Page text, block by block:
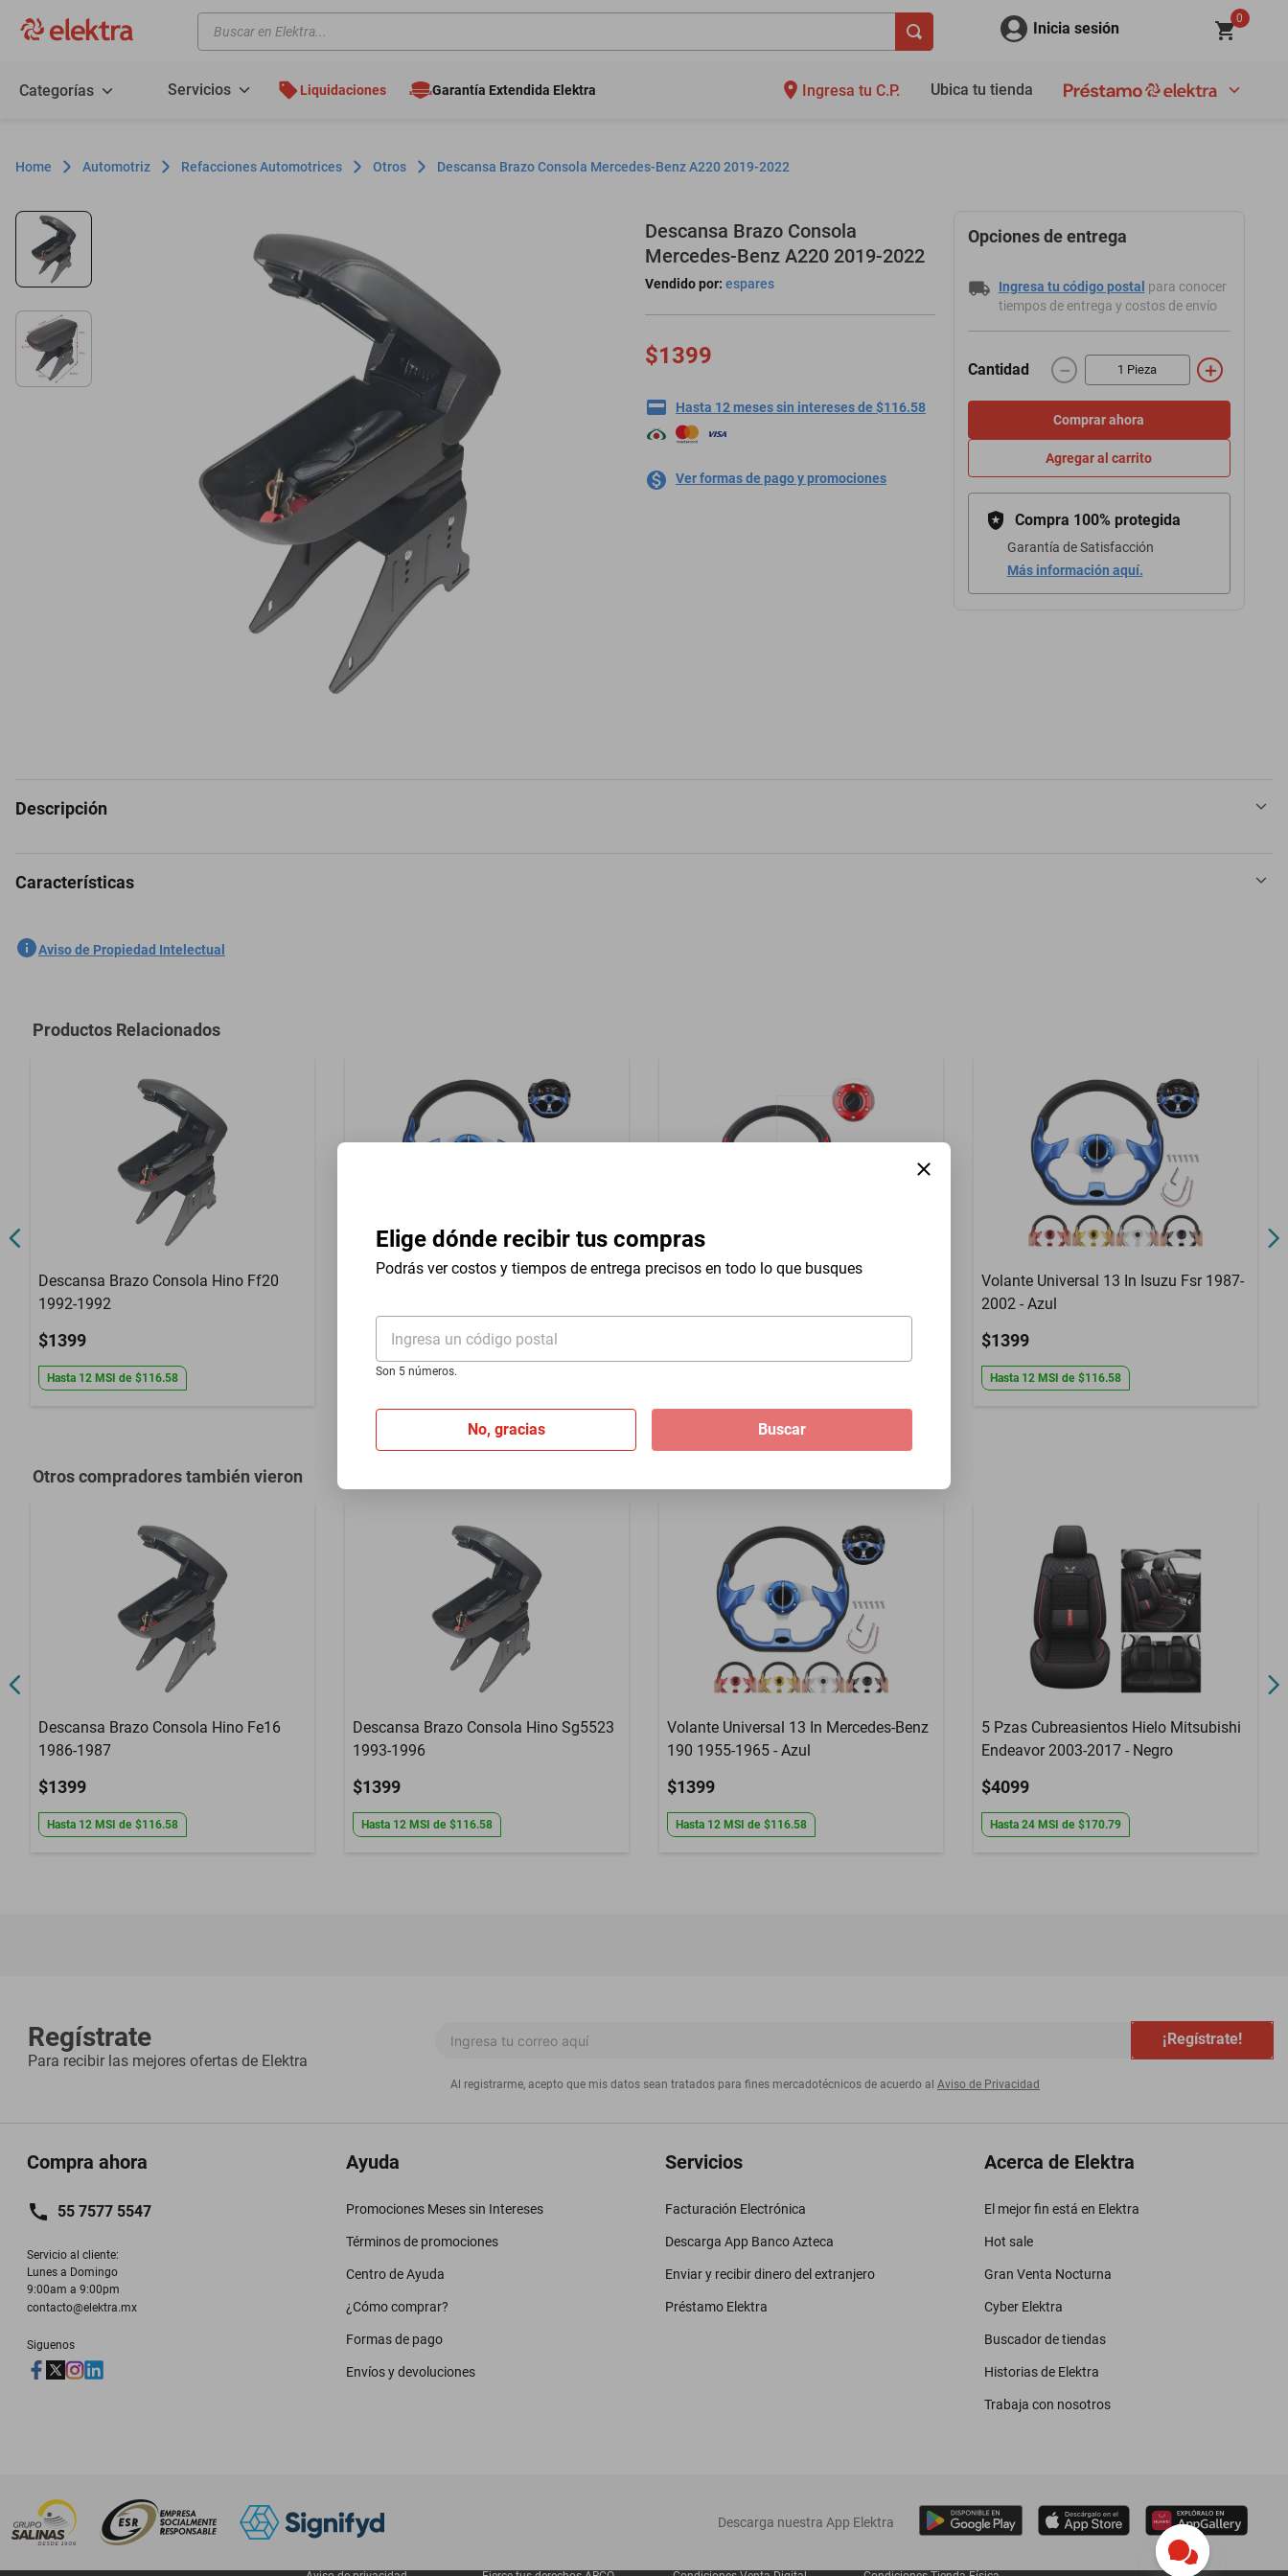
Buscar en Elektra... Inicia sesión
0
Categorías Servicios Liquidaciones Garantía Extendida Elektra Ingresa tu C.P.
Elige dónde recibir tus compras
Podrás ver costos y tiempos de entrega precisos en todo lo que busques
Ingresa un código postal
Son 5 números.
No, gracias Buscar
Ubica tu tienda
Automotriz Refacciones Automotrices Otros Descansa Brazo Consola Mercedes-Benz A220 2019-2022
Descansa Brazo Consola
Mercedes-Benz A220 2019-2022
Vendido por: espares
$1399
Hasta 12 meses sin intereses de $116.58
Ver formas de pago y promociones
Opciones de entrega
Ingresa tu código postal para conocer
tiempos de entrega y costos de envío
Cantidad ＋
－
Comprar ahora
Agregar al carrito
Compra 100% protegida
Garantía de Satisfacción
Más información aquí.
Descripción
Descansa Brazo Consola Mercedes-Benz A220 2019-2022
Características
SKU
Modelo
Aviso de Propiedad Intelectual
Productos Relacionados
Descansa Brazo Consola Hino Ff20
1992-1992
$1399
Hasta 12 MSI de $116.58
Volante Universal 13 In Lincoln Mark Vi
$1399
Hasta12 MSIde $116.58
Volante Universal 13 In Isuzu Fsr 1987-
Volante Universal 13 In Isuzu Fsr 1987-
2002 - Azul
$1399
Hasta 12 MSI de $116.58
Otros compradores también vieron
Descansa Brazo Consola Hino Fe16
1986-1987
$1399
Hasta 12 MSI de $116.58
Descansa Brazo Consola Hino Sg5523
1993-1996
$1399
Hasta 12 MSI de $116.58
Volante Universal 13 In Mercedes-Benz
190 1955-1965 - Azul
$1399
Hasta 12 MSI de $116.58
5 Pzas Cubreasientos Hielo Mitsubishi
Endeavor 2003-2017 - Negro
$4099
Hasta 24 MSI de $170.79
Regístrate
Para recibir las mejores ofertas de Elektra
¡Regístrate!
Al registrarme, acepto que mis datos sean tratados para fines mercadotécnicos de acuerdo al Aviso de Privacidad
Compra ahora
55 7577 5547
Servicio al cliente:
Lunes a Domingo
9:00am a 9:00pm
contacto@elektra.mx
Siguenos
Ayuda
Promociones Meses sin Intereses
Términos de promociones
Centro de Ayuda
¿Cómo comprar?
Formas de pago
Envíos y devoluciones
Servicios
Facturación Electrónica
Descarga App Banco Azteca
Enviar y recibir dinero del extranjero
Préstamo Elektra
Acerca de Elektra
El mejor fin está en Elektra
Hot sale
Gran Venta Nocturna
Cyber Elektra
Buscador de tiendas
Historias de Elektra
Trabaja con nosotros
‎ Descarga nuestra App Elektra
motos
lavadoras
colchones